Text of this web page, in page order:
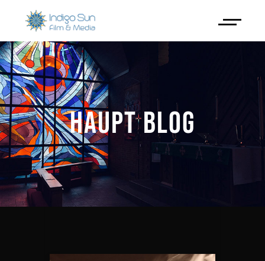
HAUPT BLOG